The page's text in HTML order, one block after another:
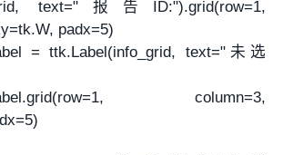
text="报告ID:").grid(row=1,
padx=5)
= ttk.Label(info_grid, text="未选
column=3,